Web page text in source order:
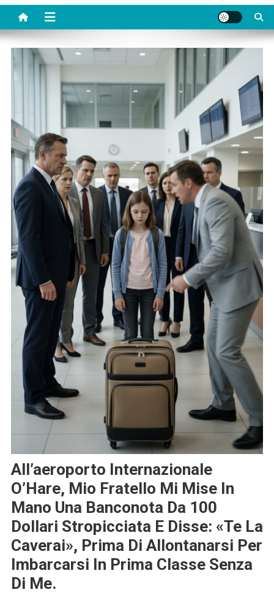
All’aeroporto Internazionale
O’Hare, Mio Fratello Mi Mise In
Mano Una Banconota Da 100
Dollari Stropicciata E Disse: «Te La
Caverai», Prima Di Allontanarsi Per
Imbarcarsi In Prima Classe Senza
Di Me.